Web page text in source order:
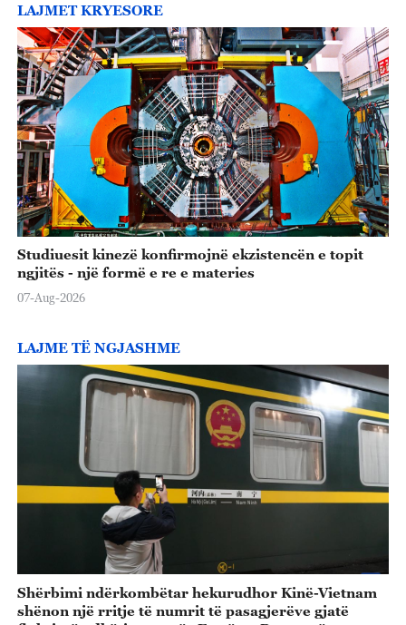
LAJMET KRYESORE
Studiuesit kinezë konfirmojnë ekzistencën e topit
ngjitës - një formë e re e materies
07-Aug-2026
LAJME TË NGJASHME
Shërbimi ndërkombëtar hekurudhor Kinë-Vietnam
shënon një rritje të numrit të pasagjerëve gjatë